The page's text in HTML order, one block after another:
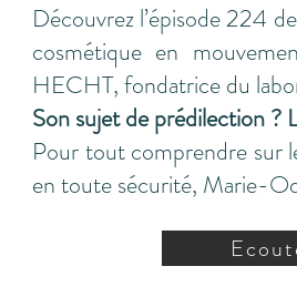
Découvrez l’épisode 224
cosmétique en
HECHT, fondatrice du
Son sujet de prédilection ?
Pour tout comprendre sur
en toute sécurité, Marie-